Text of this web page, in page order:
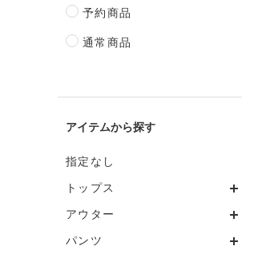
予約商品
通常商品
アイテム
指定なし
トップス
アウター
パンツ